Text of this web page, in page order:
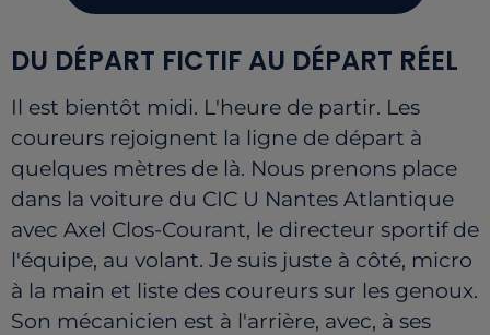
DU DÉPART FICTIF AU DÉPART RÉEL
Il est bientôt midi. L'heure de partir. Les
coureurs rejoignent la ligne de départ à
quelques mètres de là. Nous prenons place
dans la voiture du CIC U Nantes Atlantique
avec Axel Clos-Courant, le directeur sportif de
l'équipe, au volant. Je suis juste à côté, micro
à la main et liste des coureurs sur les genoux.
Son mécanicien est à l'arrière, avec, à ses